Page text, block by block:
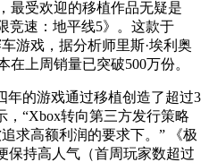
最受欢迎的移植作品无疑是
竞速：地平线5》。这款于
游戏，据分析师里斯·埃利奥
在上周销量已突破500万份。
年的游戏通过移植创造了超过3
，“Xbox转向第三方发行策略
求高额利润的要求下。” 《极
保持高人气（首周玩家数超过